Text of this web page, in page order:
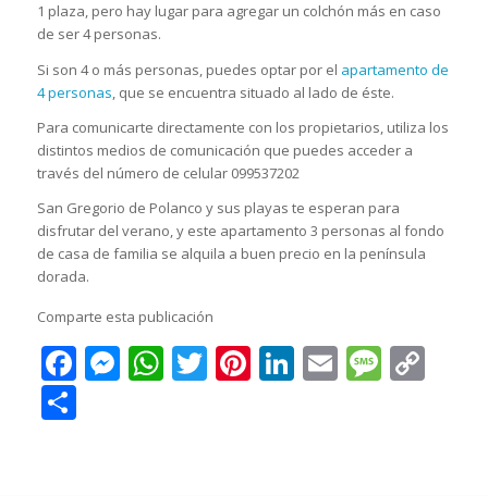
1 plaza, pero hay lugar para agregar un colchón más en caso
de ser 4 personas.
Si son 4 o más personas, puedes optar por el apartamento de
4 personas , que se encuentra situado al lado de éste.
Para comunicarte directamente con los propietarios, utiliza los
distintos medios de comunicación que puedes acceder a
través del número de celular 099537202
San Gregorio de Polanco y sus playas te esperan para
disfrutar del verano, y este apartamento 3 personas al fondo
de casa de familia se alquila a buen precio en la península
dorada.
Comparte esta publicación
Facebook
Messenger
WhatsApp
Twitter
Pinterest
LinkedIn
Email
Compartir